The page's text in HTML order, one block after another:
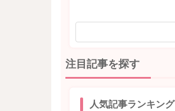
注目記事を探す
人気記事ランキング